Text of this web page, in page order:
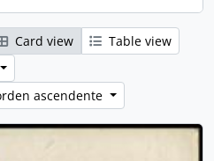
Card view
Table view
ascendente